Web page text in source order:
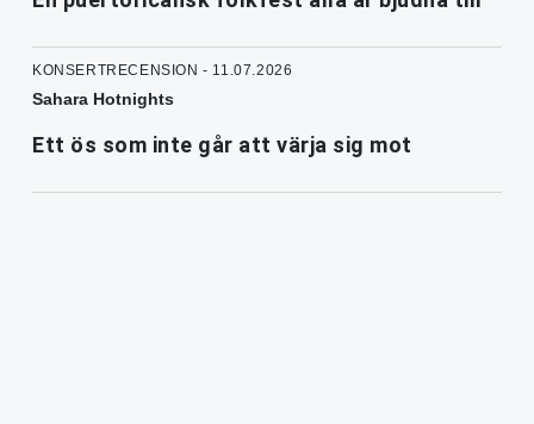
KONSERTRECENSION - 11.07.2026
Sahara Hotnights
Ett ös som inte går att värja sig mot